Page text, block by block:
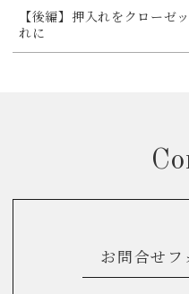
【後編】押入れをクローゼ
れに
お問合せフ